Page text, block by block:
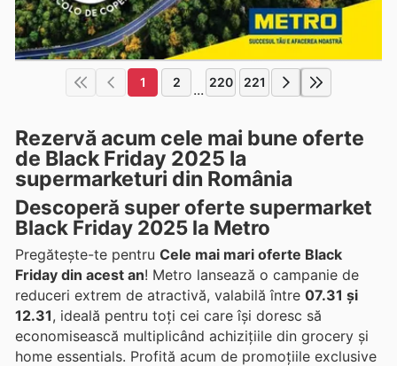
1 2 ... 220 221
Rezervă acum cele mai bune oferte
de Black Friday 2025 la
supermarketuri din România
Descoperă super oferte supermarket
Black Friday 2025 la Metro
Pregătește-te pentru Cele mai mari oferte Black
Friday din acest an! Metro lansează o campanie de
reduceri extrem de atractivă, valabilă între 07.31 și
12.31, ideală pentru toți cei care își doresc să
economisească multiplicând achizițiile din grocery și
home essentials. Profită acum de promoțiile exclusive